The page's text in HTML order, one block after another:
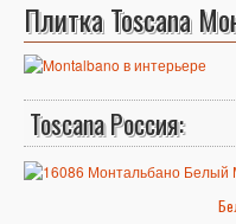
Плитка Toscana
Toscana Россия: